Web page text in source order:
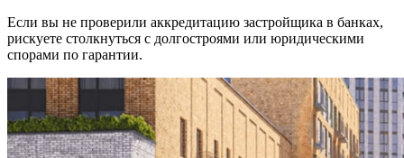
Если вы не проверили аккредитацию застройщика в банках,
рискуете столкнуться с долгостроями или юридическими
спорами по гарантии.